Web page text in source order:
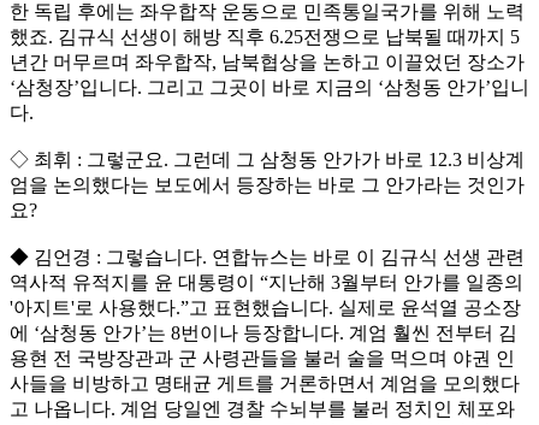
한 독립 후에는 좌우합작 운동으로 민족통일국가를 위해 노력
했죠. 김규식 선생이 해방 직후 6.25전쟁으로 납북될 때까지 5
년간 머무르며 좌우합작, 남북협상을 논하고 이끌었던 장소가
‘삼청장’입니다. 그리고 그곳이 바로 지금의 ‘삼청동 안가’입니
다.
◇ 최휘 : 그렇군요. 그런데 그 삼청동 안가가 바로 12.3 비상계
엄을 논의했다는 보도에서 등장하는 바로 그 안가라는 것인가
요?
◆ 김언경 : 그렇습니다. 연합뉴스는 바로 이 김규식 선생 관련
역사적 유적지를 윤 대통령이 “지난해 3월부터 안가를 일종의
'아지트'로 사용했다.”고 표현했습니다. 실제로 윤석열 공소장
에 ‘삼청동 안가’는 8번이나 등장합니다. 계엄 훨씬 전부터 김
용현 전 국방장관과 군 사령관들을 불러 술을 먹으며 야권 인
사들을 비방하고 명태균 게트를 거론하면서 계엄을 모의했다
고 나옵니다. 계엄 당일엔 경찰 수뇌부를 불러 정치인 체포와